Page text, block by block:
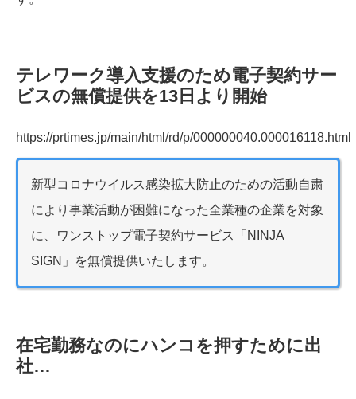
テレワーク導入支援のため電子契約サー
ビスの無償提供を13日より開始
https://prtimes.jp/main/html/rd/p/000000040.000016118.html
新型コロナウイルス感染拡大防止のための活動自粛
により事業活動が困難になった全業種の企業を対象
に、ワンストップ電子契約サービス「NINJA
SIGN」を無償提供いたします。
在宅勤務なのにハンコを押すために出
社…